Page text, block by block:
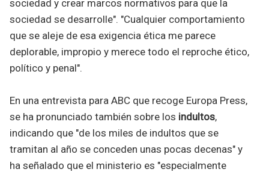
sociedad y crear marcos normativos para que la
sociedad se desarrolle". "Cualquier comportamiento
que se aleje de esa exigencia ética me parece
deplorable, impropio y merece todo el reproche ético,
político y penal".
En una entrevista para ABC que recoge Europa Press,
se ha pronunciado también sobre los indultos,
indicando que "de los miles de indultos que se
tramitan al año se conceden unas pocas decenas" y
ha señalado que el ministerio es "especialmente